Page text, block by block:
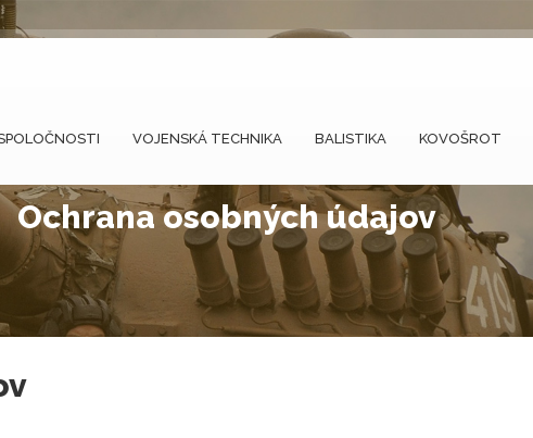
VOJENSKÁ TECHNIKA BALISTIKA KOVOŠROT
Ochrana osobných údajov